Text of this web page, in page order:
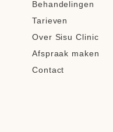
Behandelingen
Tarieven
Over Sisu Clinic
Afspraak maken
Contact